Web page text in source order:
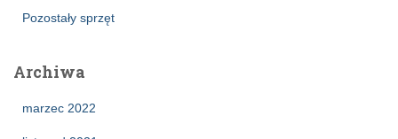
Pozostały sprzęt
Archiwa
marzec 2022